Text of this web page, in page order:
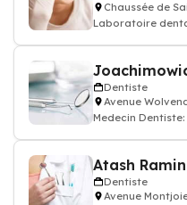
Chaussée de
Laboratoire
Dentiste
Avenue
Medecin
Atash Ramin
Dentiste
Avenue